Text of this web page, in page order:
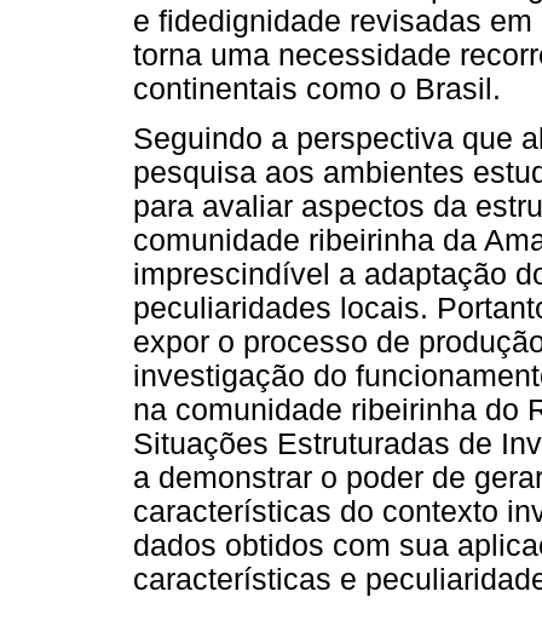
e fidedignidade revisadas
torna uma necessidade
continentais como o Brasil.
Seguindo a perspectiva que
pesquisa aos ambientes
para avaliar aspectos da
comunidade ribeirinha da
imprescindível a adaptação
peculiaridades locais.
expor o processo de
investigação do
na comunidade ribeirinha do
Situações Estruturadas de
a demonstrar o poder de
características do contexto
dados obtidos com sua
características e